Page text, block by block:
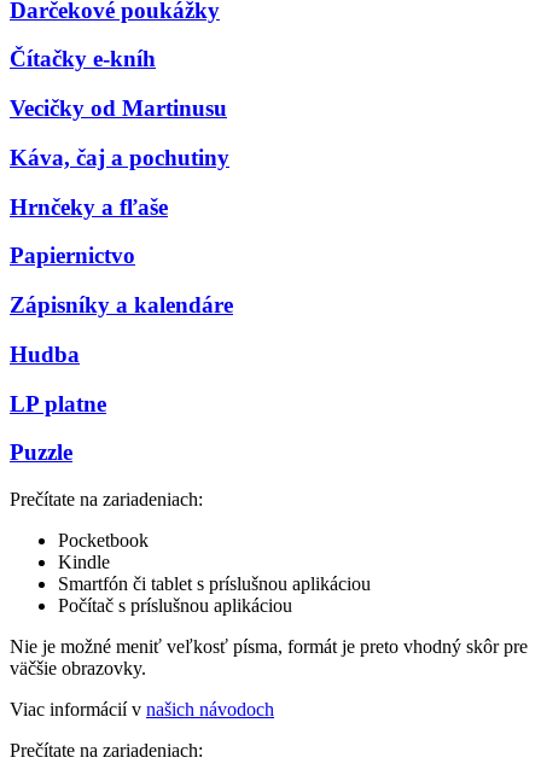
Darčekové poukážky
Čítačky e-kníh
Vecičky od Martinusu
Káva, čaj a pochutiny
Hrnčeky a fľaše
Papiernictvo
Zápisníky a kalendáre
Hudba
LP platne
Puzzle
Prečítate na zariadeniach:
Pocketbook
Kindle
Smartfón či tablet s príslušnou aplikáciou
Počítač s príslušnou aplikáciou
Nie je možné meniť veľkosť písma, formát je preto vhodný skôr pre
väčšie obrazovky.
Viac informácií v našich návodoch
Prečítate na zariadeniach: